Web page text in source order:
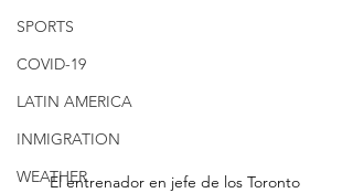
SPORTS
COVID-19
LATIN AMERICA
INMIGRATION
WEATHER
El entrenador en jefe de los Toronto